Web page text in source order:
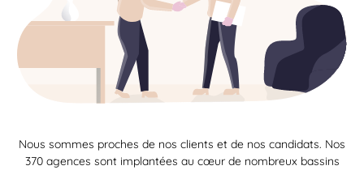
Nous sommes proches de nos clients et de nos candidats. Nos
370 agences sont implantées au cœur de nombreux bassins